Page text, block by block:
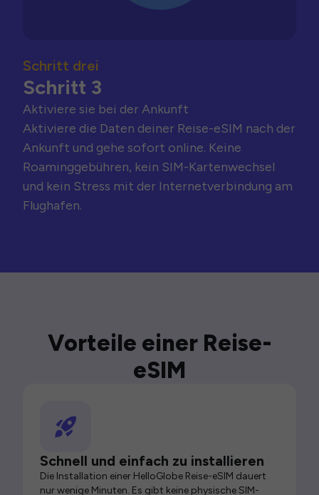
Schritt drei
Schritt 3
Aktiviere sie bei der Ankunft
Aktiviere die Daten deiner Reise-eSIM nach der
Ankunft und gehe sofort online. Keine
Roaminggebühren, kein SIM-Kartenwechsel
und kein Stress mit der Internetverbindung am
Flughafen.
Vorteile einer Reise-
eSIM
Schnell und einfach zu installieren
Die Installation einer HelloGlobe Reise-eSIM dauert
nur wenige Minuten. Es gibt keine physische SIM-